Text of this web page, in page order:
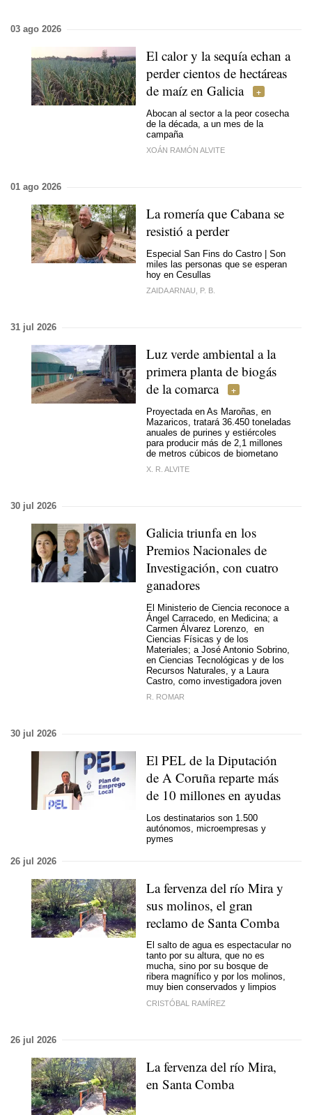
03 ago 2026
El calor y la sequía echan a
perder cientos de hectáreas
de maíz en Galicia
Abocan al sector a la peor cosecha
de la década, a un mes de la
campaña
XOÁN RAMÓN ALVITE
01 ago 2026
La romería que Cabana se
resistió a perder
Especial San Fins do Castro | Son
miles las personas que se esperan
hoy en Cesullas
ZAIDA ARNAU, P. B.
31 jul 2026
Luz verde ambiental a la
primera planta de biogás
de la comarca
Proyectada en As Maroñas, en
Mazaricos, tratará 36.450 toneladas
anuales de purines y estiércoles
para producir más de 2,1 millones
de metros cúbicos de biometano
X. R. ALVITE
30 jul 2026
Galicia triunfa en los
Premios Nacionales de
Investigación, con cuatro
ganadores
El Ministerio de Ciencia reconoce a
Ángel Carracedo, en Medicina; a
Carmen Álvarez Lorenzo, en
Ciencias Físicas y de los
Materiales; a José Antonio Sobrino,
en Ciencias Tecnológicas y de los
Recursos Naturales, y a Laura
Castro, como investigadora joven
R. ROMAR
30 jul 2026
El PEL de la Diputación
de A Coruña reparte más
de 10 millones en ayudas
Los destinatarios son 1.500
autónomos, microempresas y
pymes
26 jul 2026
La fervenza del río Mira y
sus molinos, el gran
reclamo de Santa Comba
El salto de agua es espectacular no
tanto por su altura, que no es
mucha, sino por su bosque de
ribera magnífico y por los molinos,
muy bien conservados y limpios
CRISTÓBAL RAMÍREZ
26 jul 2026
La fervenza del río Mira,
en Santa Comba